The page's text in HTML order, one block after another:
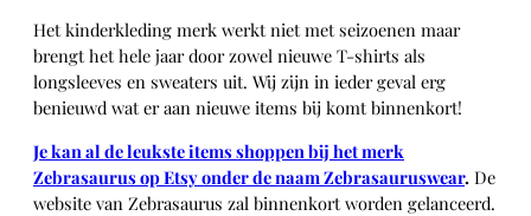
Het kinderkleding merk werkt niet met seizoenen maar
brengt het hele jaar door zowel nieuwe T-shirts als
longsleeves en sweaters uit. Wij zijn in ieder geval erg
benieuwd wat er aan nieuwe items bij komt binnenkort!
Je kan al de leukste items shoppen bij het merk
Zebrasaurus op Etsy onder de naam Zebrasauruswear. De
website van Zebrasaurus zal binnenkort worden gelanceerd.